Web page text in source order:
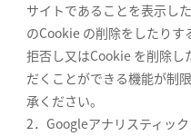
サイトであることを表示し
のCookie の削除をしたりす
拒否し又はCookie を削除し
だくことができる機能が制
承ください。
2．Googleアナリスティッ